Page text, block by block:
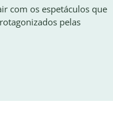
com os espetáculos que
pelas